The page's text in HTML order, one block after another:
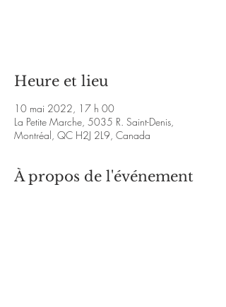
Heure et lieu
10 mai 2022, 17 h 00
La Petite Marche, 5035 R. Saint-Denis,
Montréal, QC H2J 2L9, Canada
À propos de l'événement